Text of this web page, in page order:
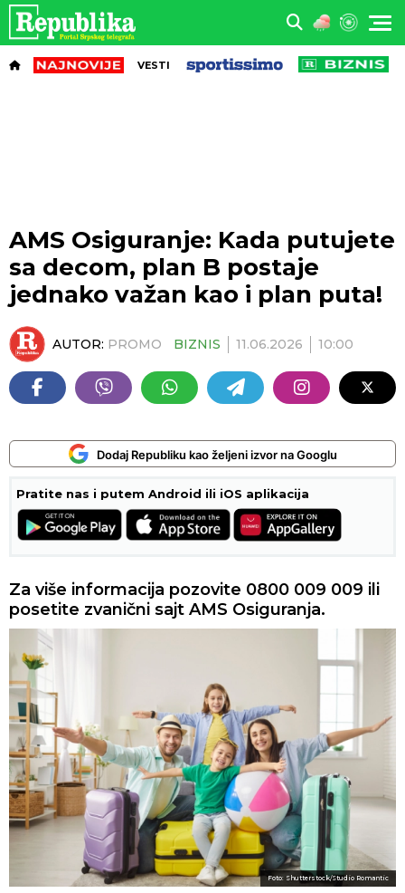
VESTI
AMS Osiguranje: Kada putujete
sa decom, plan B postaje
jednako važan kao i plan puta!
AUTOR: PROMO BIZNIS 11.06.2026 10:00
Dodaj Republiku kao željeni izvor na Googlu
Pratite nas i putem Android ili iOS aplikacija
Za više informacija pozovite 0800 009 009 ili
posetite zvanični sajt AMS Osiguranja.
Foto: Shutterstock/Studio Romantic